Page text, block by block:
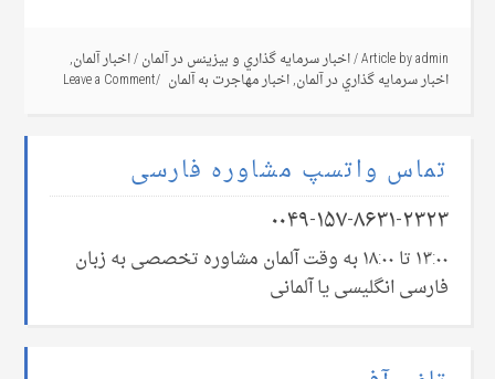
Article byadmin
/اخبار سرمايه گذاري و بيزينس در آلمان/اخبار آلمان,
اخبار سرمايه گذاري در آلمان,اخبار مهاجرت به آلمان Leave a Comment
تماس واتسپ مشاوره فارسی
۰۰۴۹-۱۵۷-۸۶۳۱-۲۳۲۳
۱۳:۰۰ تا ۱۸:۰۰ به وقت آلمان مشاوره تخصصی به زبان
فارسی انگلیسی یا آلمانی